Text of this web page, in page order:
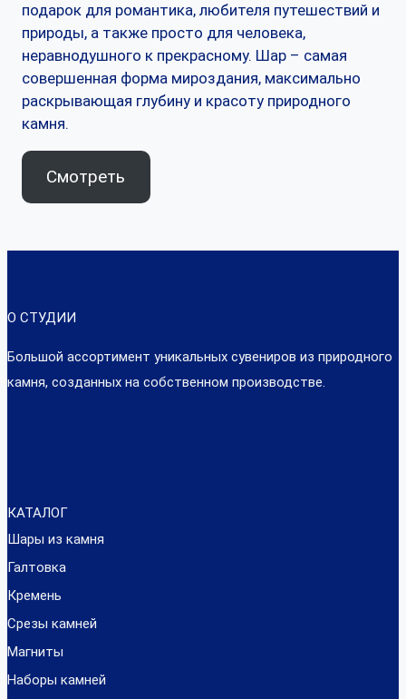
подарок для романтика, любителя путешествий и
природы, а также просто для человека,
неравнодушного к прекрасному. Шар – самая
совершенная форма мироздания, максимально
раскрывающая глубину и красоту природного
камня.
Смотреть
О СТУДИИ
Большой ассортимент уникальных сувениров из природного
камня, созданных на собственном производстве.
КАТАЛОГ
Шары из камня
Галтовка
Кремень
Срезы камней
Магниты
Наборы камней